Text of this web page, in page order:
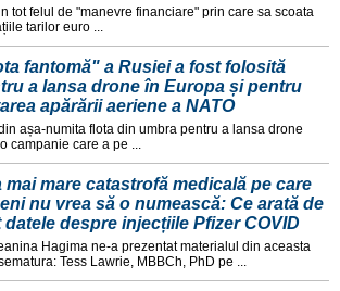
tot felul de "manevre financiare" prin care sa scoata
tarilor euro ...
fantomă" a Rusiei a fost folosită
a lansa drone în Europa și pentru
apărării aeriene a NATO
așa-numita flota din umbra pentru a lansa drone
campanie care a pe ...
mai mare catastrofă medicală pe care
nu vrea să o numească: Ce arată de
datele despre injecțiile Pfizer COVID
Hagima ne-a prezentat materialul din aceasta
Tess Lawrie, MBBCh, PhD pe ...